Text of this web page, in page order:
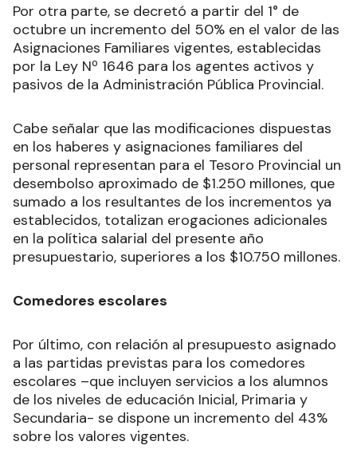
Por otra parte, se decretó a partir del 1° de
octubre un incremento del 50% en el valor de las
Asignaciones Familiares vigentes, establecidas
por la Ley Nº 1646 para los agentes activos y
pasivos de la Administración Pública Provincial.
Cabe señalar que las modificaciones dispuestas
en los haberes y asignaciones familiares del
personal representan para el Tesoro Provincial un
desembolso aproximado de $1.250 millones, que
sumado a los resultantes de los incrementos ya
establecidos, totalizan erogaciones adicionales
en la política salarial del presente año
presupuestario, superiores a los $10.750 millones.
Comedores escolares
Por último, con relación al presupuesto asignado
a las partidas previstas para los comedores
escolares –que incluyen servicios a los alumnos
de los niveles de educación Inicial, Primaria y
Secundaria- se dispone un incremento del 43%
sobre los valores vigentes.